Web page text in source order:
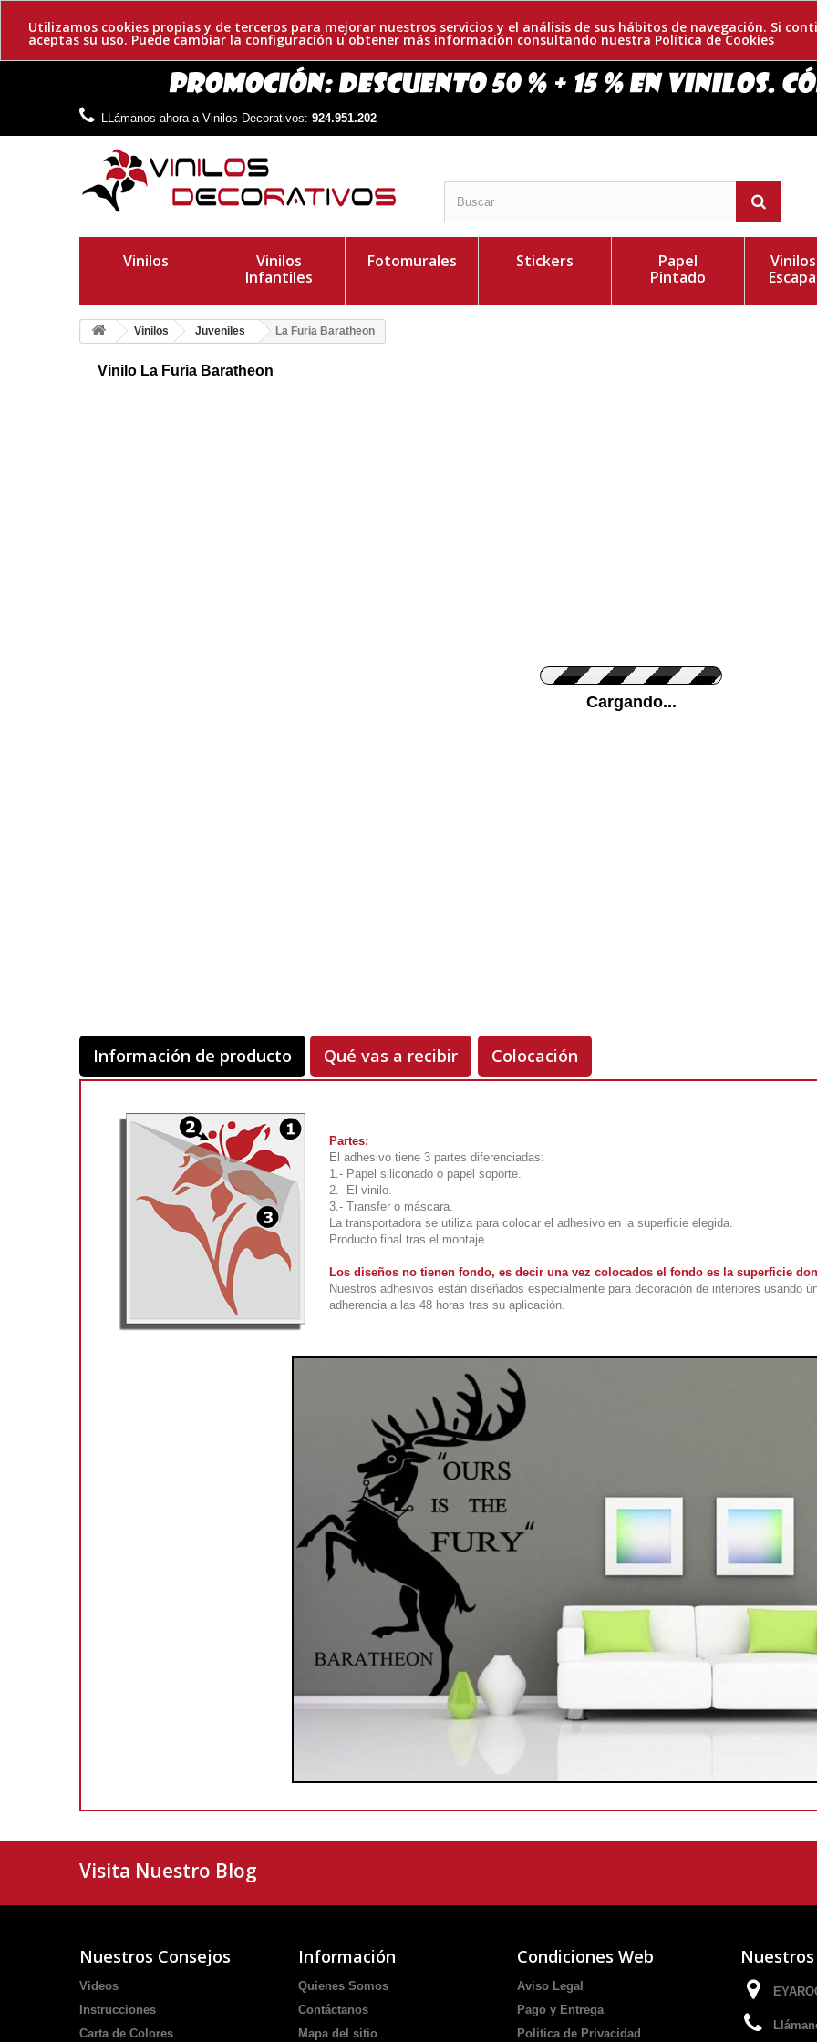
Utilizamos cookies propias y de terceros para mejorar nuestros servicios y el análisis de sus hábitos de navegación. Si
aceptas su uso. Puede cambiar la configuración u obtener más información consultando nuestra Política de Cookies
LLámanos ahora a Vinilos Decorativos: 924.951.202
Vinilos
Vinilos
Infantiles
Fotomurales Stickers
Papel
Pintado
Vinilos Juveniles La Furia Baratheon
Vinilo La Furia Baratheon
Cargando...
Pon tu foto de
Información de producto Qué vas a recibir Colocación
Partes:
El adhesivo tiene 3 partes diferenciadas:
1.- Papel siliconado o papel soporte.
2.- El vinilo.
3.- Transfer o máscara.
La transportadora se utiliza para colocar el adhesivo en la superficie elegida.
Producto final tras el montaje.
Los diseños no tienen fondo, es decir una vez colocados el fondo es la superficie
Nuestros adhesivos están diseñados especialmente para decoración de interiores usando
adherencia a las 48 horas tras su aplicación.
Visita Nuestro Blog
Nuestros Consejos
Videos
Instrucciones
Carta de Colores
Información
Quienes Somos
Contáctanos
Mapa del sitio
Condiciones Web
Aviso Legal
Pago y Entrega
Politica de Privacidad